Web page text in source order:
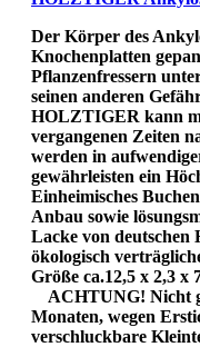
Der Körper des
Knochenplatten
Pflanzenfressern
seinen anderen
HOLZTIGER kann
vergangenen Zeiten
werden in
gewährleisten ein
Einheimisches
Anbau sowie
Lacke von deutschen
ökologisch
Größe ca.12,5 x 2,3 x
ACHTUNG! Nicht
Monaten, wegen
verschluckbare